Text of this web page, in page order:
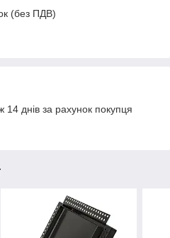
(без ПДВ)
днів за рахунок покупця